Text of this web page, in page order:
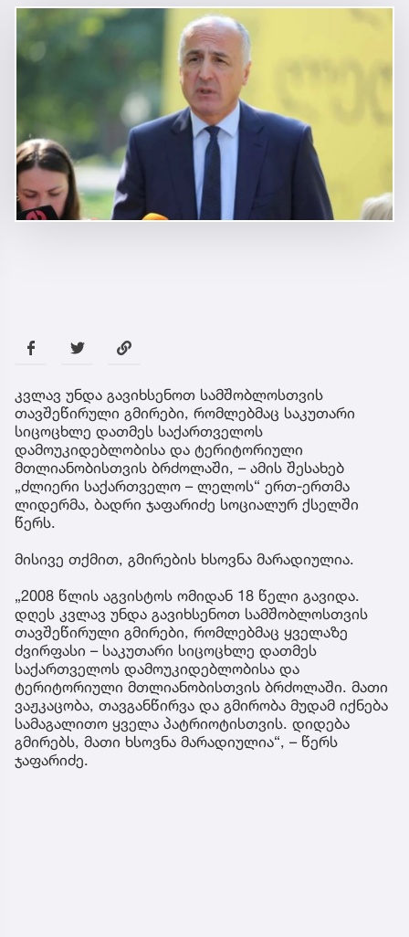
კვლავ უნდა გავიხსენოთ სამშობლოსთვის
თავშეწირული გმირები, რომლებმაც საკუთარი
სიცოცხლე დათმეს საქართველოს
დამოუკიდებლობისა და ტერიტორიული
მთლიანობისთვის ბრძოლაში, – ამის შესახებ
„ძლიერი საქართველო – ლელოს“ ერთ-ერთმა
ლიდერმა, ბადრი ჯაფარიძე სოციალურ ქსელში
წერს.
მისივე თქმით, გმირების ხსოვნა მარადიულია.
„2008 წლის აგვისტოს ომიდან 18 წელი გავიდა.
დღეს კვლავ უნდა გავიხსენოთ სამშობლოსთვის
თავშეწირული გმირები, რომლებმაც ყველაზე
ძვირფასი – საკუთარი სიცოცხლე დათმეს
საქართველოს დამოუკიდებლობისა და
ტერიტორიული მთლიანობისთვის ბრძოლაში. მათი
ვაჟკაცობა, თავგანწირვა და გმირობა მუდამ იქნება
სამაგალითო ყველა პატრიოტისთვის. დიდება
გმირებს, მათი ხსოვნა მარადიულია“, – წერს
ჯაფარიძე.